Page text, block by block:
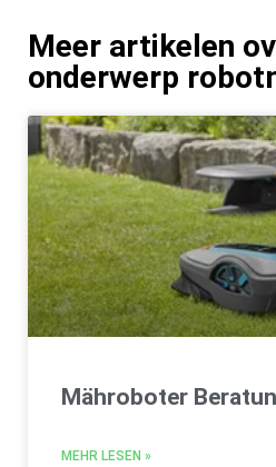
Meer artikelen
onderwerp
Mähroboter
MEHR LESEN »